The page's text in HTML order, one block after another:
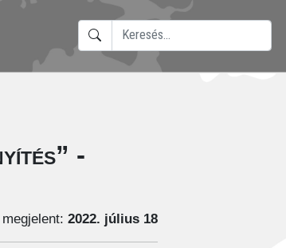
KERESÉS
-
megjelent: 2022. július 18